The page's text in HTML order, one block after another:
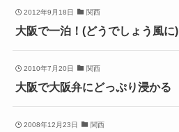
2012年9月18日 関西
大阪で一泊！(どうでしょう風に)
2010年7月20日 関西
大阪で大阪弁にどっぷり浸かる
2008年12月23日 関西